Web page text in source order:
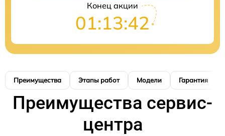
Конец акции
01:13:42
Преимущества Этапы работ Модели Гарантия
Преимущества сервис-
центра